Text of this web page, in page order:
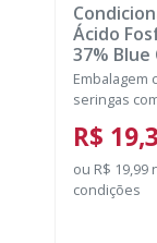
Ácido
37% Blue
FGM
Embalagem
seringas
para
R$
ou R$ 19,99
condições